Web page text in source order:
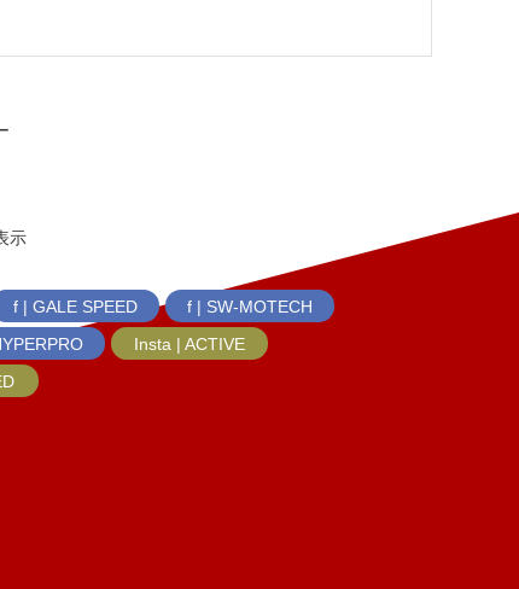
示
f | GALE SPEED
f | SW-MOTECH
Insta | ACTIVE